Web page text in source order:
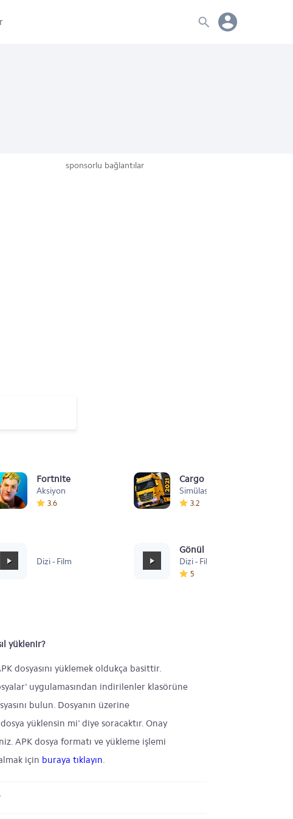
sponsorlu bağlantılar
Fortnite
Aksiyon
3.6
Cargo Simulator 2021:
Simülasyon
3.2
Dizi - Film
Gönül Dağı Duygusal
Dizi - Film
5
yüklenir?
dosyasını yüklemek oldukça basittir.
uygulamasından indirilenler klasörüne
bulun. Dosyanın üzerine
yüklensin mi' diye soracaktır. Onay
APK dosya formatı ve yükleme işlemi
için buraya tıklayın.